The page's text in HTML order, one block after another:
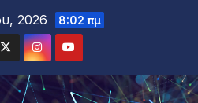
2026 8:02 πμ